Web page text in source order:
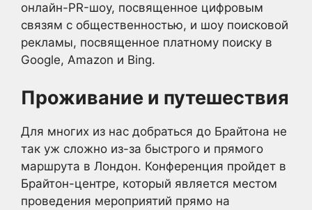
онлайн-PR-шоу, посвященное цифровым
связям с общественностью, и шоу поисковой
рекламы, посвященное платному поиску в
Google, Amazon и Bing.
Проживание и путешествия
Для многих из нас добраться до Брайтона не
так уж сложно из-за быстрого и прямого
маршрута в Лондон. Конференция пройдет в
Брайтон-центре, который является местом
проведения мероприятий прямо на